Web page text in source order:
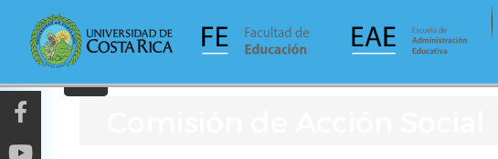
contenido
principal